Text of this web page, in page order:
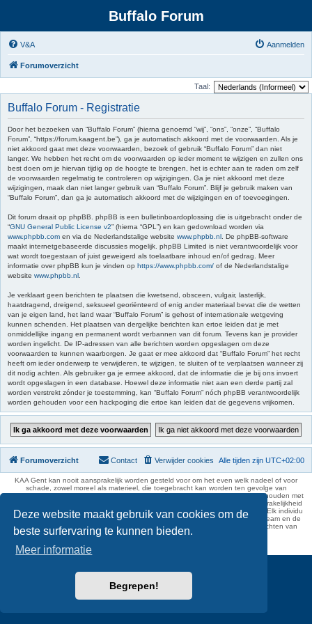
Deze website maakt gebruik van cookies om de
beste surfervaring te kunnen bieden.
Meer informatie
Begrepen!
Buffalo Forum
V&A Aanmelden
Forumoverzicht
Taal:
Buffalo Forum - Registratie
Door het bezoeken van “Buffalo Forum” (hierna genoemd “wij”, “ons”, “onze”, “Buffalo
Forum”, “https://forum.kaagent.be”), ga je automatisch akkoord met de voorwaarden. Als je
niet akkoord gaat met deze voorwaarden, bezoek of gebruik “Buffalo Forum” dan niet
langer. We hebben het recht om de voorwaarden op ieder moment te wijzigen en zullen ons
best doen om je hiervan tijdig op de hoogte te brengen, het is echter aan te raden om zelf
de voorwaarden regelmatig te controleren op wijzigingen. Ga je niet akkoord met deze
wijzigingen, maak dan niet langer gebruik van “Buffalo Forum”. Blijf je gebruik maken van
“Buffalo Forum”, dan ga je automatisch akkoord met de wijzigingen en of toevoegingen.
Dit forum draait op phpBB. phpBB is een bulletinboardoplossing die is uitgebracht onder de
“GNU General Public License v2” (hierna “GPL”) en kan gedownload worden via
www.phpbb.com en via de Nederlandstalige website www.phpbb.nl . De phpBB-software
maakt internetgebaseerde discussies mogelijk. phpBB Limited is niet verantwoordelijk voor
wat wordt toegestaan of juist geweigerd als toelaatbare inhoud en/of gedrag. Meer
informatie over phpBB kun je vinden op https://www.phpbb.com/ of de Nederlandstalige
website www.phpbb.nl
Je verklaart geen berichten te plaatsen die kwetsend, obsceen, vulgair, lasterlijk,
haatdragend, dreigend, seksueel georiënteerd of enig ander materiaal bevat die de wetten
van je eigen land, het land waar “Buffalo Forum” is gehost of internationale wetgeving
kunnen schenden. Het plaatsen van dergelijke berichten kan ertoe leiden dat je met
onmiddellijke ingang en permanent wordt verbannen van dit forum. Tevens kan je provider
worden ingelicht. De IP-adressen van alle berichten worden opgeslagen om deze
voorwaarden te kunnen waarborgen. Je gaat er mee akkoord dat “Buffalo Forum” het recht
heeft om ieder onderwerp te verwijderen, te wijzigen, te sluiten of te verplaatsen wanneer zij
dit nodig achten. Als gebruiker ga je ermee akkoord, dat de informatie die je bij ons invoert
wordt opgeslagen in een database. Hoewel deze informatie niet aan een derde partij zal
worden verstrekt zónder je toestemming, kan “Buffalo Forum” nóch phpBB verantwoordelijk
worden gehouden voor een hackpoging die ertoe kan leiden dat de gegevens vrijkomen.
Forumoverzicht Alle tijden zijn UTC+02:00
Verwijder cookies
Contact
KAA Gent kan nooit aansprakelijk worden gesteld voor om het even welk nadeel of voor
schade, zowel moreel als materieel, die toegebracht kan worden ten gevolge van
feitelijkheden en daden van derden die rechtstreeks of onrechtstreeks verband houden met
de gegevens vermeld op de website van KAA Gent. Deze ontheffing van aansprakelijkheid
geldt inzonderheid voor het forum, waarvan KAA Gent zich volledig distantieert. Elk individu
is dus verantwoordelijk voor zijn uitlatingen op het Buffalo Forum. Ook het webteam en de
moderators kunnen niet aansprakelijk gesteld worden voor de inhoud van berichten van
gebruikers.